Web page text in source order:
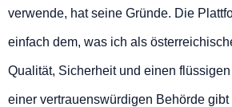
verwende, hat seine Gründe. Die
einfach dem, was ich als
Qualität, Sicherheit und einen
einer vertrauenswürdigen Behörde